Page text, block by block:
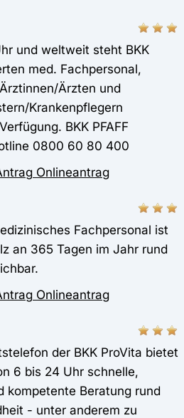
und weltweit steht BKK
med. Fachpersonal,
Ärzten und
Krankenpflegern
BKK PFAFF
0800 60 80 400
Onlineantrag
Fachpersonal ist
an 365 Tagen im Jahr rund
Onlineantrag
der BKK ProVita bietet
6 bis 24 Uhr schnelle,
kompetente Beratung rund
- unter anderem zu